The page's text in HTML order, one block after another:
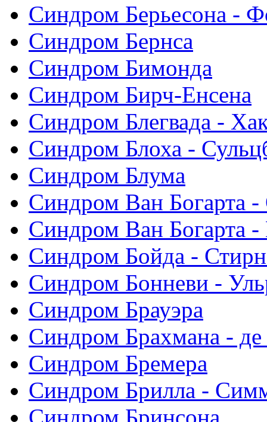
Синдром Берьесона -
Синдром Бернса
Синдром Бимонда
Синдром Бирч-Енсена
Синдром Блегвада -
Синдром Блоха -
Синдром Блума
Синдром Ван Богарта -
Синдром Ван Богарта
Синдром Бойда -
Синдром Бонневи -
Синдром Брауэра
Синдром Брахмана - де
Синдром Бремера
Синдром Брилла -
Синдром Бринсона